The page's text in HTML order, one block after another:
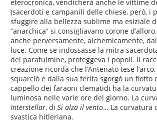
eterocronica, vendicherà anche le vittime
(sacerdoti e campanili delle chiese, però, i
sfuggire alla bellezza sublime ma esiziale
“anarchica” si consigliavano corone
anche perversamente, alchemicamente,
luce. Come se indossasse la mitra
del parafulmine, proteggeva i popoli. Il
creazione ricorda che l’Antenato tese
squarciò e dalla sua ferita sgorgò un fiotto
cappello dei faraoni clematidi ha la
luminosa nelle varie ore del giorno. La
Interstellar, diSi alza il vento… La curvatura
svastica hitleriana.